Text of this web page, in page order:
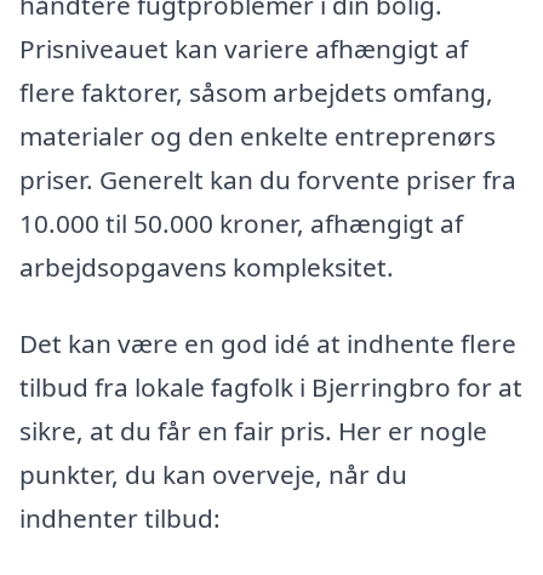
Prisniveauet kan variere afhængigt af
flere faktorer, såsom arbejdets omfang,
materialer og den enkelte entreprenørs
priser. Generelt kan du forvente priser fra
10.000 til 50.000 kroner, afhængigt af
arbejdsopgavens kompleksitet.
Det kan være en god idé at indhente flere
tilbud fra lokale fagfolk i Bjerringbro for at
sikre, at du får en fair pris. Her er nogle
punkter, du kan overveje, når du
indhenter tilbud: